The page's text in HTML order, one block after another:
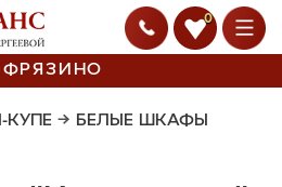
0
ФРЯЗИНО
→ БЕЛЫЕ ШКАФЫ